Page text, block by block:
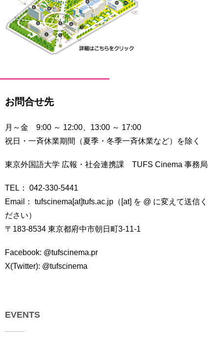
お問合せ先
月～金 9:00 ～ 12:00、13:00 ～ 17:00
祝日・一斉休業期間（夏季・冬季一斉休業など）を除く
東京外国語大学 広報・社会連携課 TUFS Cinema 事務局
TEL： 042-330-5441
Email： tufscinema[at]tufs.ac.jp（[at] を @ に変えて送信く
ださい）
〒183-8534 東京都府中市朝日町3-11-1
Facebook: @tufscinema.pr
X(Twitter): @tufscinema
EVENTS